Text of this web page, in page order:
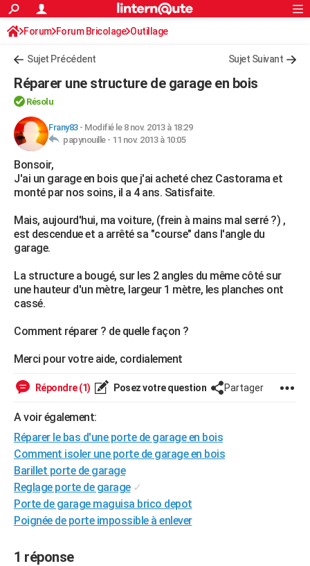
ACTUALITÉS
Politique
Société
Faits Divers
Education
Monde
Villes
+
Programme TV
TNTStreaming
Cinéma
Sorties cinéma
Musique
+FINANCE
Retraite
Impôts
Epargne
Immobilier
Risques naturels par ville
Banque
Assurance
Crédit
AUTO
Essais
Réserver un essai
Citadines
Berlines
SUV
Forum auto
Mobiles
Meilleur smartphone
Internet
Ordinateurs
Jeux vidéo
Guide high-tech
+BRICOLAGE
WEEK-END
Guides de France
Escapades
Patrimoine
Expositions
Musées
Week-end nature
+
SANTE
Alimentation
Guide de la santé
Maladies
Médicaments
Sommeil
VOYAGE
Destinations
City break
Voyage nature
Voyage de noces
Forum
Climat
PHOTO
GUIDES D'ACHAT
BONS PLANS
CARTE DE VOEUX
Carte de Noël
Carte Bonne année
Carte Saint-Valentin
Carte Pâques
Carte d'anniversaire
DICTIONNAIRE
Dictionnaire
Biographies
Citations
Expressions
Proverbes
PROGRAMME TV
COPAINS D'AVANT
S'inscrire
Se connecter
Lycées
Collèges
Primaires
Universités
Entreprises
Service militaire
Avis de recherche
AVIS DE DÉCÈS
FORUM
S'inscrire
Connexion
Forum Forum Bricolage Outillage
Sujet Précédent Sujet Suivant
Réparer une structure de garage en bois
Résolu
Frany83- Modifié le 8 nov. 2013 à 18:29
papynouille - 11 nov. 2013 à 10:05
Bonsoir,
J'ai un garage en bois que j'ai acheté chez Castorama et
monté par nos soins, il a 4 ans. Satisfaite.
Mais, aujourd'hui, ma voiture, (frein à mains mal serré ?) ,
est descendue et a arrêté sa "course" dans l'angle du
garage.
La structure a bougé, sur les 2 angles du même côté sur
une hauteur d'un mètre, largeur 1 mètre, les planches ont
cassé.
Comment réparer ? de quelle façon ?
Merci pour votre aide, cordialement
Répondre (1) Posez votre question Partager
A voir également:
Réparer le bas d'une porte de garage en bois
Comment isoler une porte de garage en bois
Barillet porte de garage
Reglage porte de garage ✓
Porte de garage maguisa brico depot
Poignée de porte impossible à enlever
1 réponse